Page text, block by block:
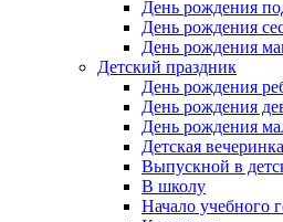
День рождения
День рождения
День рождения
Детский праздник
День рождения
День рождения
День рождения
Детская
Выпускной в
В школу
Начало учебного